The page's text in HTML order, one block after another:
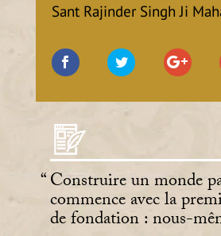
Sant Rajinder Singh Ji
Construire un monde
commence avec la
de fondation : nous-